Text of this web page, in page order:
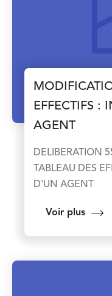
EFFECTIFS :
AGENT
DELIBERATION
TABLEAU DES
D'UN AGENT
Voir plus